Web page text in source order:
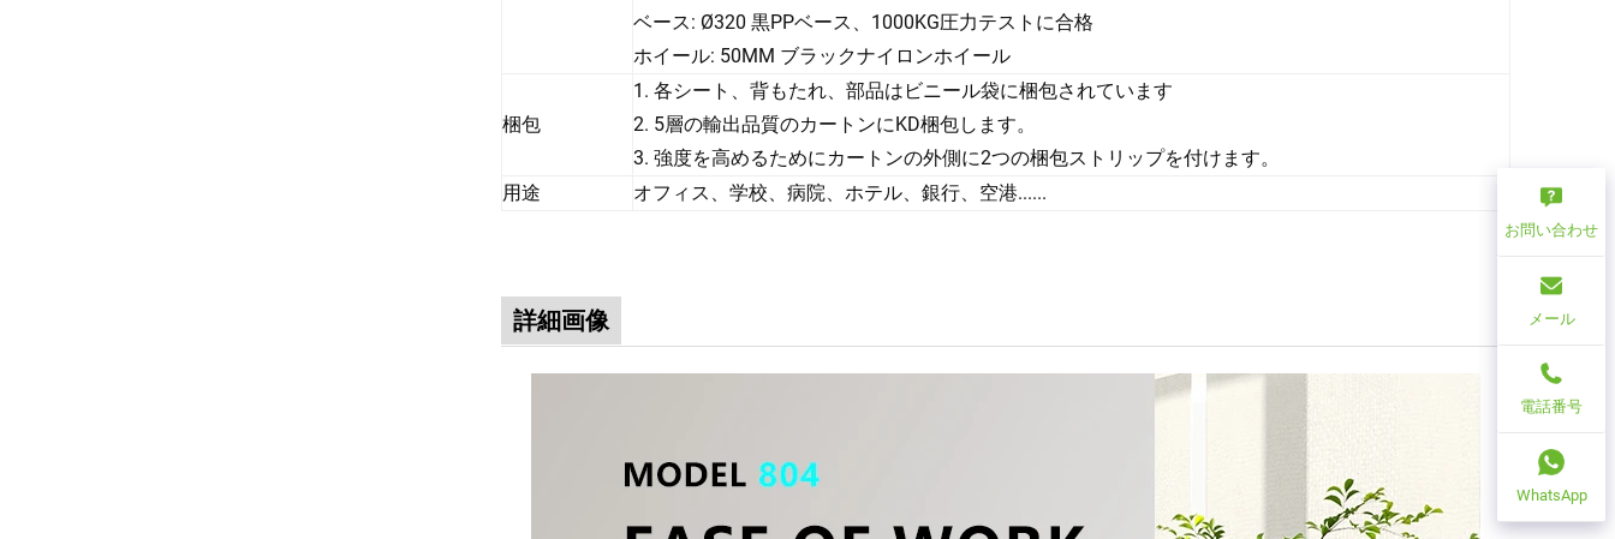
ベース: Ø320 黒PPベース、1000KG圧力テストに合格
ホイール: 50MM ブラックナイロンホイール
梱包
1. 各シート、背もたれ、部品はビニール袋に梱包されています
2. 5層の輸出品質のカートンにKD梱包します。
3. 強度を高めるためにカートンの外側に2つの梱包ストリップを付けます。
用途
オフィス、学校、病院、ホテル、銀行、空港......
詳細画像
お問い合わせ
メール
電話番号
WhatsApp